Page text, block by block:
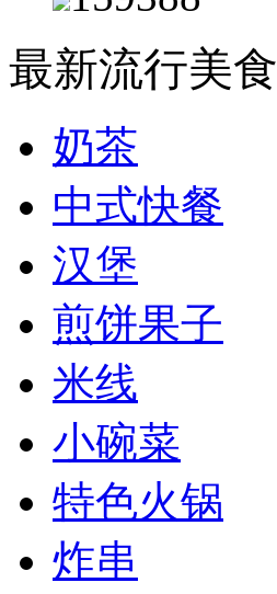
最新流行美食
奶茶
中式快餐
汉堡
煎饼果子
米线
小碗菜
特色火锅
炸串